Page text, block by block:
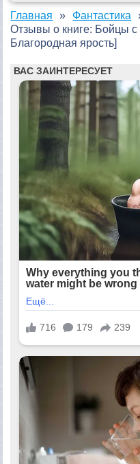
Главная Фантастика
Отзывы о книге: Бойцы с
Благородная ярость]